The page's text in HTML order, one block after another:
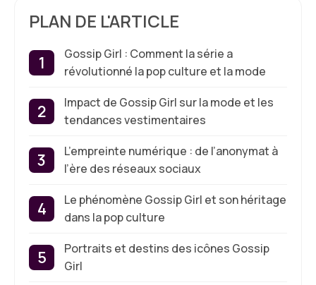
PLAN DE L'ARTICLE
Gossip Girl : Comment la série a
révolutionné la pop culture et la mode
Impact de Gossip Girl sur la mode et les
tendances vestimentaires
L’empreinte numérique : de l’anonymat à
l’ère des réseaux sociaux
Le phénomène Gossip Girl et son héritage
dans la pop culture
Portraits et destins des icônes Gossip
Girl